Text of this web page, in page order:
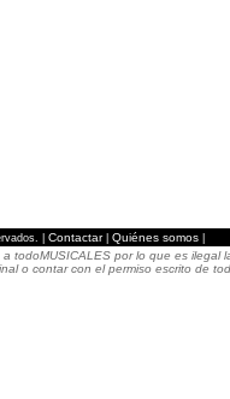
| Contactar| Quiénes somos|
por lo que es ilegal
o contar con el permiso escrito de